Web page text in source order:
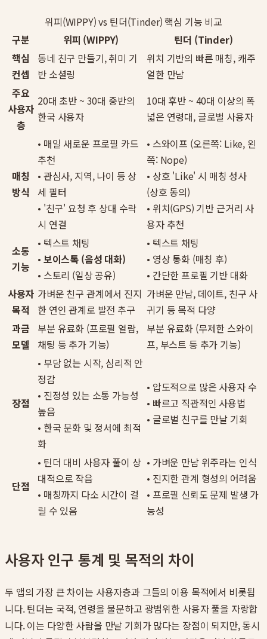
위피(WIPPY) vs 틴더(Tinder) 핵심 기능 비교
구분
위피 (WIPPY)
틴더 (Tinder)
핵심
컨셉
동네 친구 만들기, 취미 기
반 소셜링
위치 기반의 빠른 매칭, 캐주
얼한 만남
주요
사용자
층
20대 초반 ~ 30대 중반의
한국 사용자
10대 후반 ~ 40대 이상의 폭
넓은 연령대, 글로벌 사용자
매칭
방식
• 매일 새로운 프로필 카드
추천
• 관심사, 지역, 나이 등 상
세 필터
• '친구' 요청 후 상대 수락
시 연결
• 스와이프 (오른쪽: Like, 왼
쪽: Nope)
• 상호 'Like' 시 매칭 성사
(상호 동의)
• 위치(GPS) 기반 근거리 사
용자 추천
소통
기능
• 텍스트 채팅
• 보이스톡 (음성 대화)
• 스토리 (일상 공유)
• 텍스트 채팅
• 영상 통화 (매칭 후)
• 간단한 프로필 기반 대화
사용자
목적
가벼운 친구 관계에서 진지
한 연인 관계로 발전 추구
가벼운 만남, 데이트, 친구 사
귀기 등 목적 다양
과금
모델
부분 유료화 (프로필 열람,
채팅 등 추가 기능)
부분 유료화 (무제한 스와이
프, 부스트 등 추가 기능)
장점
• 부담 없는 시작, 심리적 안
정감
• 진정성 있는 소통 가능성
높음
• 한국 문화 및 정서에 최적
화
• 압도적으로 많은 사용자 수
• 빠르고 직관적인 사용법
• 글로벌 친구를 만날 기회
단점
• 틴더 대비 사용자 풀이 상
대적으로 작음
• 매칭까지 다소 시간이 걸
릴 수 있음
• 가벼운 만남 위주라는 인식
• 진지한 관계 형성의 어려움
• 프로필 신뢰도 문제 발생 가
능성
사용자 인구 통계 및 목적의 차이
두 앱의 가장 큰 차이는 사용자층과 그들의 이용 목적에서 비롯됩
니다. 틴더는 국적, 연령을 불문하고 광범위한 사용자 풀을 자랑합
니다. 이는 다양한 사람을 만날 기회가 많다는 장점이 되지만, 동시